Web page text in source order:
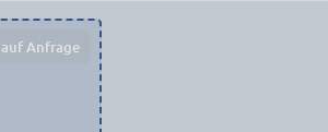
Anfrage